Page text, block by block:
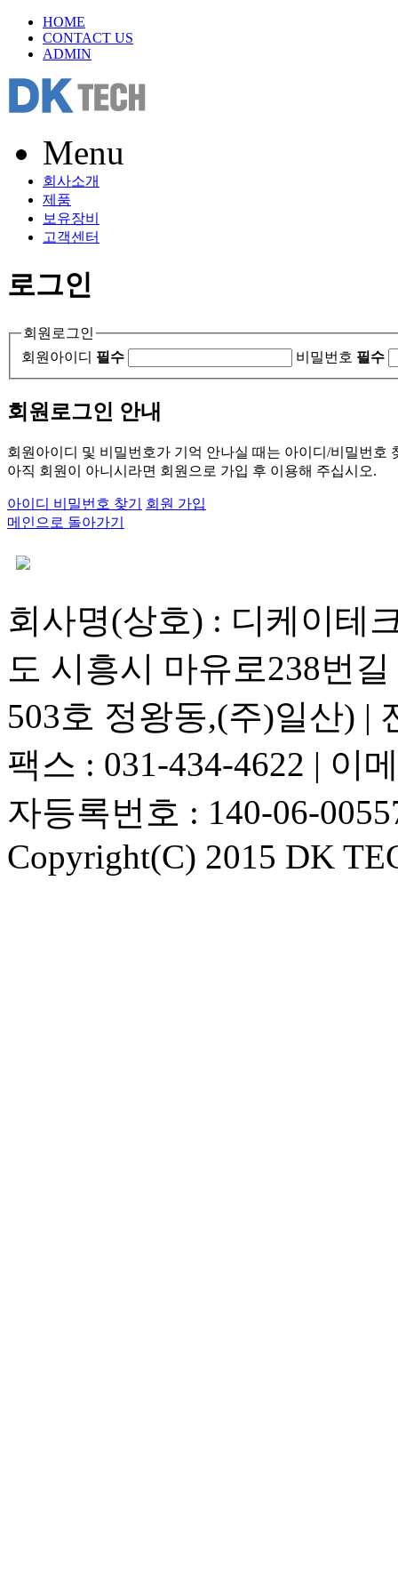
HOME
CONTACT US
ADMIN
Menu
회사소개
제품
보유장비
고객센터
로그인
회원로그인
회원아이디 필수 비밀번호 필수
회원로그인 안내
회원아이디 및 비밀번호가 기억 안나실 때는 아이디/비밀번호
아직 회원이 아니시라면 회원으로 가입 후 이용해 주십시오.
아이디 비밀번호 찾기
회원 가입
메인으로 돌아가기
회사명(상호) : 디케이테
도 시흥시 마유로238번
503호 정왕동,(주)일산) |
팩스 : 031-434-4622 | 이
자등록번호 : 140-06-
Copyright(C) 2015 DK